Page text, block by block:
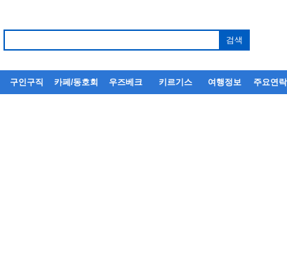
구인구직 카페/동호회 우즈베크 키르기스 여행정보 주요연